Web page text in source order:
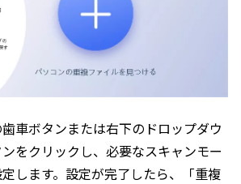
車ボタンまたは右下のドロップダウ
ンをクリックし、必要なスキャンモー
定します。設定が完了したら、「重複